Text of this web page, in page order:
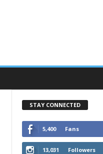
STAY CONNECTED
5,400 Fans
13,031 Followers